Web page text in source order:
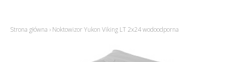
Strona główna › Noktowizor Yukon Viking LT 2x24 wodoodporna